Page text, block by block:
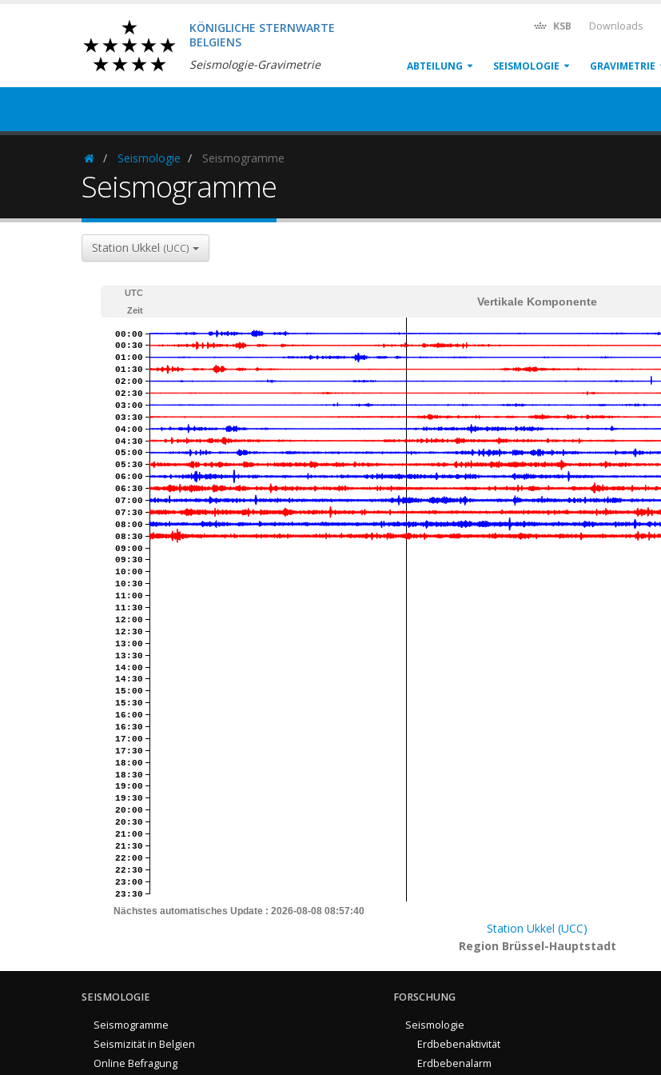
KÖNIGLICHE STERNWARTE
BELGIENS
Seismologie-Gravimetrie
KSB Downloads
ABTEILUNG SEISMOLOGIE GRAVIMETRIE
HomepageSeismologie Seismogramme
Seismogramme
Station Ukkel (UCC)
UTC
Zeit
Vertikale Komponente
00:00
00:30
01:00
01:30
02:00
02:30
03:00
03:30
04:00
04:30
05:00
05:30
06:00
06:30
07:00
07:30
08:00
08:30
09:00
09:30
10:00
10:30
11:00
11:30
12:00
12:30
13:00
13:30
14:00
14:30
15:00
15:30
16:00
16:30
17:00
17:30
18:00
18:30
19:00
19:30
20:00
20:30
21:00
21:30
22:00
22:30
23:00
23:30
Nächstes automatisches Update : 2026-08-08 08:57:40
Station Ukkel (UCC)
Region Brüssel-Hauptstadt
SEISMOLOGIE
Seismogramme
Seismizität in Belgien
Online Befragung
FORSCHUNG
Seismologie
Erdbebenaktivität
Erdbebenalarm